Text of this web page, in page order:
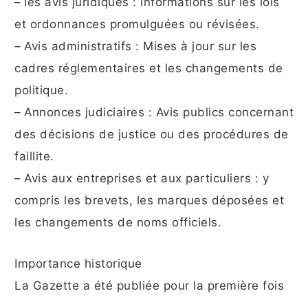
et ordonnances promulguées ou révisées.
– Avis administratifs : Mises à jour sur les
cadres réglementaires et les changements de
politique.
– Annonces judiciaires : Avis publics concernant
des décisions de justice ou des procédures de
faillite.
– Avis aux entreprises et aux particuliers : y
compris les brevets, les marques déposées et
les changements de noms officiels.
Importance historique
La Gazette a été publiée pour la première fois